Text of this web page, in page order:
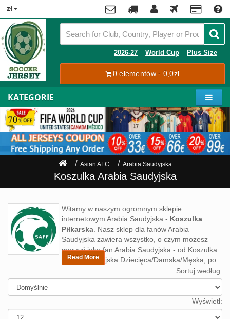
zł
Contact
Tracking
Moje
konto
Rejestracja
Payment
Koszyk
2026-27 World Cup Plus Size
0 elementów - 0,0zł
x
KATEGORIE
Premier
League
La
Liga
Bundesliga
Serie
A
Ligue
1
Świata
2026
Europe
UEFA
CONMEBOL
Other
Teams
Retro
Asian AFC Arabia Saudyjska
Koszulka Arabia Saudyjska
Witamy w naszym ogromnym sklepie
internetowym Arabia Saudyjska - Koszulka
Piłkarska. Nasz sklep dla fanów Arabia
Saudyjska zawiera wszystko, o czym możesz
marzyć jako fan Arabia Saudyjska - od Koszulka
Arabia Saudyjska Dziecięca/Damska/Męska, po
odzież treningową Arabia Saudyjska. Kup Arabia
Saudyjska koszulka
spersonalizuj koszulki piłkarskie, Przygotuj się
na kolejny wielki mecz i ubierz się za
Read More
Sortuj według:
Wyświetl: